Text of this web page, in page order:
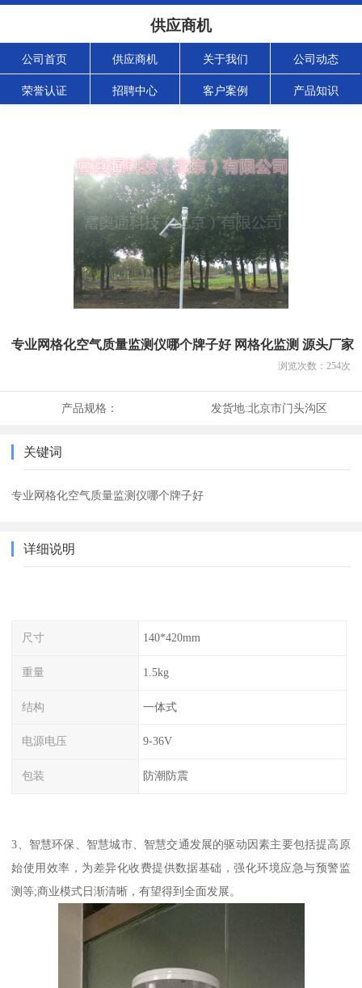
供应商机
公司首页 供应商机 关于我们 公司动态
荣誉认证 招聘中心 客户案例 产品知识
专业网格化空气质量监测仪哪个牌子好 网格化监测 源头厂家
浏览次数： 254次
产品规格： 发货地:北京市门头沟区
关键词
专业网格化空气质量监测仪哪个牌子好
详细说明
尺寸 140*420mm
重量 1.5kg
结构 一体式
电源电压 9-36V
包装 防潮防震
3、智慧环保、智慧城市、智慧交通发展的驱动因素主要包括提高原
始使用效率，为差异化收费提供数据基础，强化环境应急与预警监
测等;商业模式日渐清晰，有望得到全面发展。